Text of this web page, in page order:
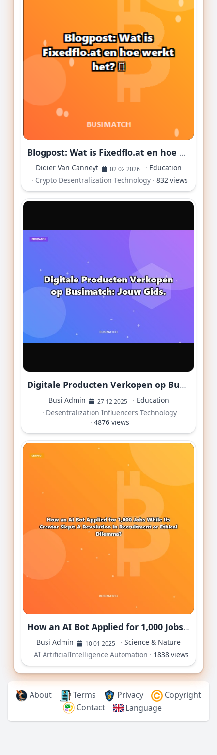
Blogpost: Wat is Fixedflo.at en hoe werkt het? 🚀
Didier Van Canneyt 02 02 2026 · Education
· Crypto Desentralization Technology· 832 views
Digitale Producten Verkopen op Busimatch: Jouw Gids.
Busi Admin 27 12 2025 · Education
· Desentralization Influencers Technology
· 4876 views
How an AI Bot Applied for 1,000 Jobs While Its Creator Slept: A Revolution in Recruitment or Ethical Dilemma?
Busi Admin 10 01 2025 · Science & Nature
· AI ArtificialIntelligence Automation · 1838 views
About Terms Privacy
Copyright
Contact
Language